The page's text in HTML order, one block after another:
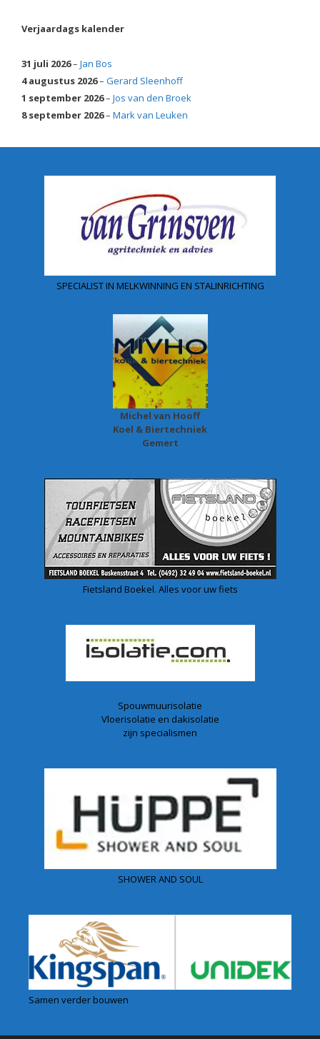
Verjaardags kalender
31 juli 2026– Jan Bos
4 augustus 2026– Gerard Sleenhoff
1 september 2026– Jos van den Broek
8 september 2026– Mark van Leuken
SPECIALIST IN MELKWINNING EN STALINRICHTING
Michel van Hooff
Koel & Biertechniek
Gemert
Fietsland Boekel. Alles voor uw fiets
Spouwmuurisolatie
Vloerisolatie en dakisolatie
zijn specialismen
SHOWER AND SOUL
Samen verder bouwen